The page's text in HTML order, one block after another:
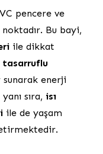
pencere ve
Bu bayi,
ile dikkat
tasarruflu
enerji
sıra, isı
ile de yaşam